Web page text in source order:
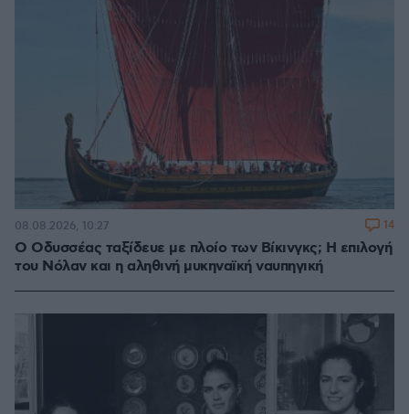
Ο Οδυσσέας ταξίδευε με πλοίο των Βίκινγκς; Η επιλογή
του Νόλαν και η αληθινή μυκηναϊκή ναυπηγική
08.08.2026, 10:27 14